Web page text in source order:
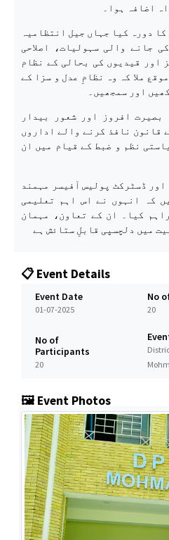
اضافہ ہوا۔
دورہ کیا جہاں جیل انتظامیہ
جانے والی سہولیات، اصلاحی
اور قیدیوں کی بحالی کے نظام
ملا کہ وہ نظامِ عدل و سزا کے
اور سمجھیں۔
بصیرت افروز اور شعور بیدار
قانون نافذ کرنے والے اداروں
نظم و ضبط کے قیام میں ان
ڈسٹرکٹ پولیس آفیسر مہمند
کہ انہوں نے اس اہم تعلیمی
کیا۔ ان کے تعاون، مہمان
میں دلچسپی قابلِ ستائش ہے
📋 Event Details
Event Date
01-07-2025
No
20
No of
Participants
20
🖼️ Event Photos